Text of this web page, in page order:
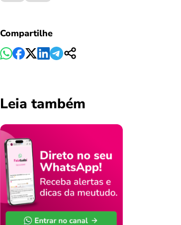
Compartilhe
Leia também